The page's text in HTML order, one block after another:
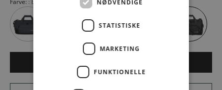
NØDVENDIGE
STATISTISKE
MARKETING
FUNKTIONELLE